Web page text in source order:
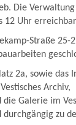
Die Verwaltung
12 Uhr
Straße 25-
2a, sowie das
Archiv,
die Galerie im
durchgängig zu